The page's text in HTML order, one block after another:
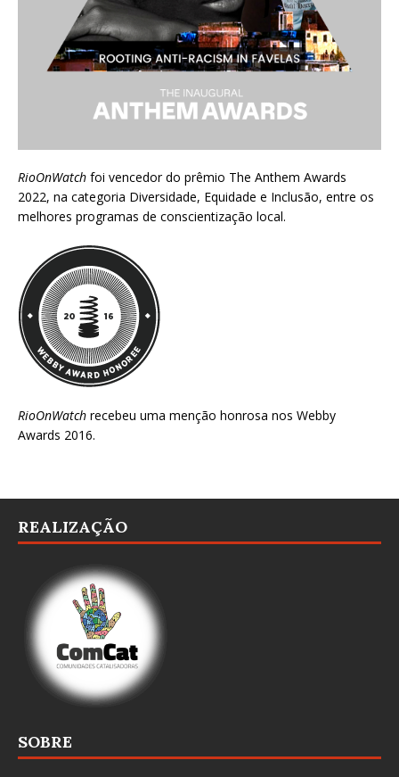
RioOnWatch foi vencedor do prêmio The Anthem Awards
2022, na categoria Diversidade, Equidade e Inclusão, entre os
melhores programas de conscientização local.
RioOnWatch recebeu uma menção honrosa nos Webby
Awards 2016.
REALIZAÇÃO
SOBRE